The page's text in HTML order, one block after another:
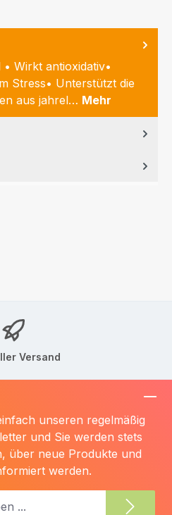
Wirkt antioxidativ•
Stress• Unterstützt die
aus jahrel… Mehr
Versand
unseren regelmäßig
und Sie werden stets
über neue Produkte und
werden.